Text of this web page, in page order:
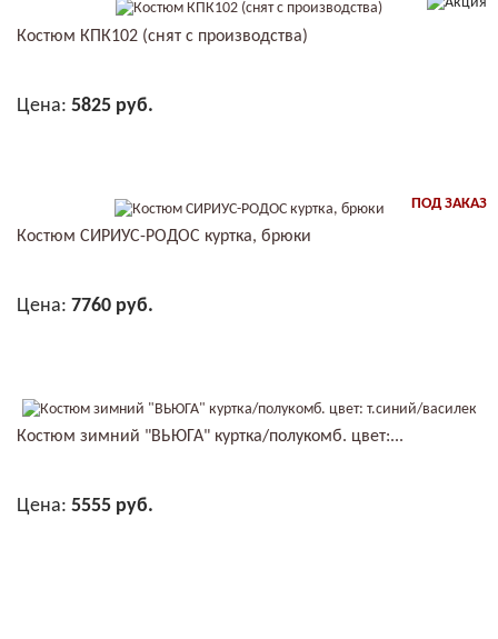
Костюм КПК102 (снят с производства)
Цена: 5825 руб.
ПОД ЗАКАЗ
Костюм СИРИУС-РОДОС куртка, брюки
Цена: 7760 руб.
Костюм зимний "ВЬЮГА" куртка/полукомб. цвет:...
Цена: 5555 руб.